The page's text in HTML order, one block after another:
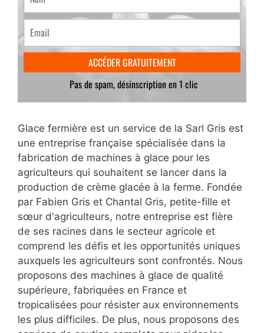
Glace fermière est un service de la Sarl Gris est
une entreprise française spécialisée dans la
fabrication de machines à glace pour les
agriculteurs qui souhaitent se lancer dans la
production de crème glacée à la ferme. Fondée
par Fabien Gris et Chantal Gris, petite-fille et
sœur d'agriculteurs, notre entreprise est fière
de ses racines dans le secteur agricole et
comprend les défis et les opportunités uniques
auxquels les agriculteurs sont confrontés. Nous
proposons des machines à glace de qualité
supérieure, fabriquées en France et
tropicalisées pour résister aux environnements
les plus difficiles. De plus, nous proposons des